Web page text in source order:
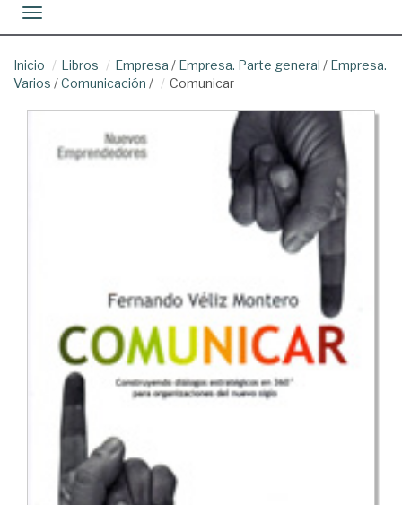
Toggle navigation
Inicio Libros Empresa / Empresa. Parte general / Empresa.
Varios /Comunicación / Comunicar